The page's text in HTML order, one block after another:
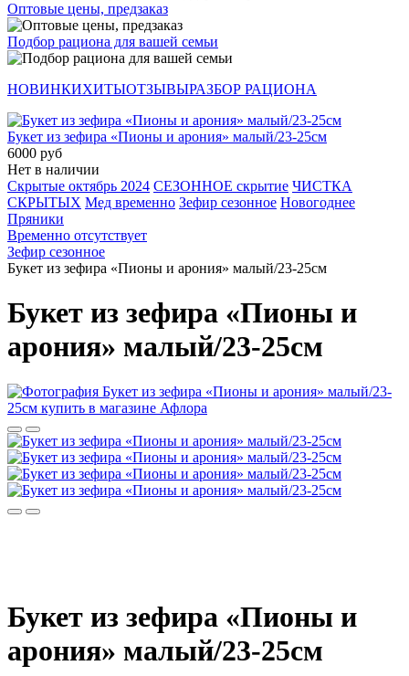
Оптовые цены, предзаказ
Подбор рациона для вашей семьи
НОВИНКИХИТЫОТЗЫВЫРАЗБОР РАЦИОНА
Букет из зефира «Пионы и арония» малый/23-25см
6000 руб
Нет в наличии
Скрытые октябрь 2024 СЕЗОННОЕ скрытие ЧИСТКА
СКРЫТЫХ Мед временно Зефир сезонное Новогоднее
Пряники
Временно отсутствует
Зефир сезонное
Букет из зефира «Пионы и арония» малый/23-25см
Букет из зефира «Пионы и
арония» малый/23-25см
Букет из зефира «Пионы и
арония» малый/23-25см